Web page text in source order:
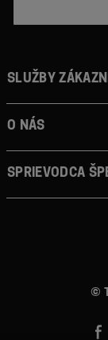
©
Služby
O nás
Sprievodca